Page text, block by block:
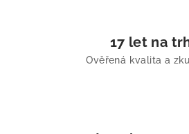
17 let na
Ověřená kvalita a